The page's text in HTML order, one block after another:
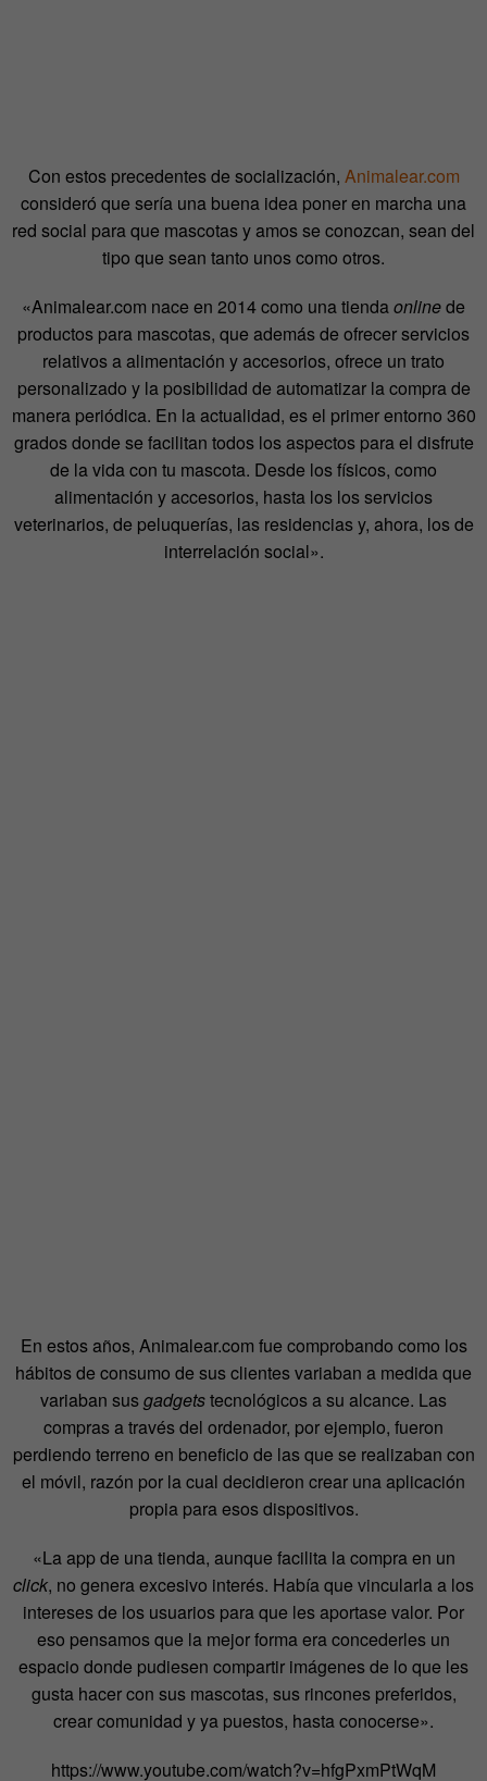
Con estos precedentes de socialización, Animalear.com
consideró que sería una buena idea poner en marcha una
red social para que mascotas y amos se conozcan, sean del
tipo que sean tanto unos como otros.
«Animalear.com nace en 2014 como una tiendaonlinede
productos para mascotas, que además de ofrecer servicios
relativos a alimentación y accesorios, ofrece un trato
personalizado y la posibilidad de automatizar la compra de
manera periódica. En la actualidad, es el primer entorno 360
grados donde se facilitan todos los aspectos para el disfrute
de la vida con tu mascota. Desde los físicos, como
alimentación y accesorios, hasta los los servicios
veterinarios, de peluquerías, las residencias y, ahora, los de
interrelación social».
En estos años, Animalear.com fue comprobando como los
hábitos de consumo de sus clientes variaban a medida que
variaban susgadgetstecnológicos a su alcance. Las
compras a través del ordenador, por ejemplo, fueron
perdiendo terreno en beneficio de las que se realizaban con
el móvil, razón por la cual decidieron crear una aplicación
propia para esos dispositivos.
«La app de una tienda, aunque facilita la compra en un
click, no genera excesivo interés. Había que vincularla a los
intereses de los usuarios para que les aportase valor. Por
eso pensamos que la mejor forma era concederles un
espacio donde pudiesen compartir imágenes de lo que les
gusta hacer con sus mascotas, sus rincones preferidos,
crear comunidad y ya puestos, hasta conocerse».
https://www.youtube.com/watch?v=hfgPxmPtWqM